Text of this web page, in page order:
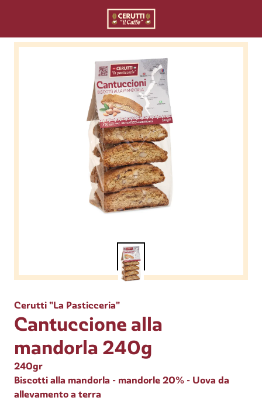
Cerutti "La Pasticceria"
Cantuccione alla
mandorla 240g
240gr
Biscotti alla mandorla - mandorle 20% - Uova da
allevamento a terra